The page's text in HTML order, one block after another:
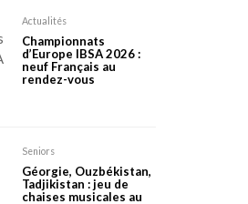
Actualités
Championnats
d’Europe IBSA 2026 :
neuf Français au
rendez-vous
Seniors
Géorgie, Ouzbékistan,
Tadjikistan : jeu de
chaises musicales au